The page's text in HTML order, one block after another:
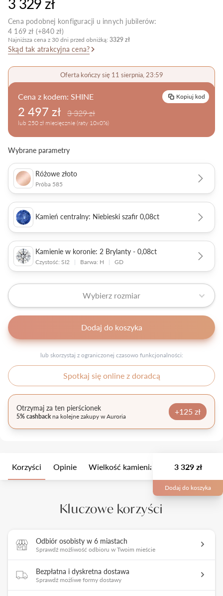
Cena podobnej konfiguracji u innych jubilerów:
4 169 zł (+840 zł)
Najniższa cena z 30 dni przed obniżką: 3329 zł
Skąd tak atrakcyjna cena?
Oferta kończy się 11 sierpnia, 23:59
Cena z kodem: SHINE Kopiuj kod
2 497 zł 3 329 zł
lub 250 zł miesięcznie (raty 10x0%)
Wybrane parametry
Różowe złoto
Próba 585
Kamień centralny: Niebieski szafir 0,08ct
Kamienie w koronie: 2 Brylanty - 0,08ct
Czystość: SI2 | Barwa: H | GD
Wybierz rozmiar
Dodaj do koszyka
lub skorzystaj z ograniczonej czasowo funkcjonalności:
Spotkaj się online z doradcą
Otrzymaj za ten pierścionek
5% cashbackna kolejne zakupy w Auroria +125 zł
Korzyści Opinie Wielkość kamienia Opis
3 329 zł
Dodaj do koszyka
Kluczowe korzyści
Odbiór osobisty w 6 miastach
Sprawdź możliwość odbioru w Twoim mieście
Bezpłatna i dyskretna dostawa
Sprawdź możliwe formy dostawy